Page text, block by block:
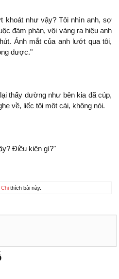
khoát như vậy? Tôi nhìn
, sợ
đàm phán, vội vàng ra hiệu
Ánh mắt của
lướt qua tôi,
được."
thấy dường như bên kia
cúp,
về, liếc tôi
cái, .
Điều kiện gì?"
thích bài này.